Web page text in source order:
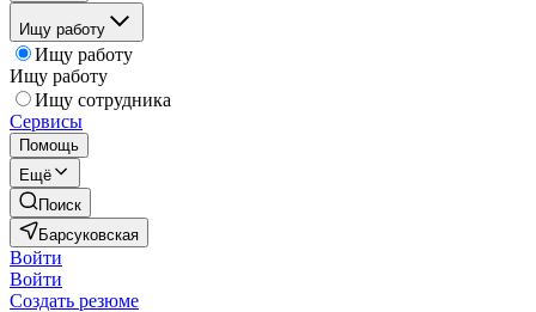
Ищу работу
Ищу работу
Ищу работу
Ищу сотрудника
Сервисы
Помощь
Ещё
Поиск
Барсуковская
Войти
Войти
Создать резюме